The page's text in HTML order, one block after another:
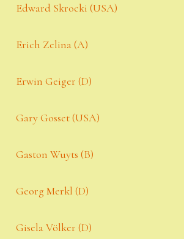
Edward Skrocki (USA)
Erich Zelina (A)
Erwin Geiger (D)
Gary Gosset (USA)
Gaston Wuyts (B)
Georg Merkl (D)
Gisela Völker (D)